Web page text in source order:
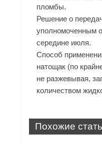
пломбы.
Решение о
уполномоченным
середине июля.
Способ
натощак (по
не разжевывая,
количеством
Похожие